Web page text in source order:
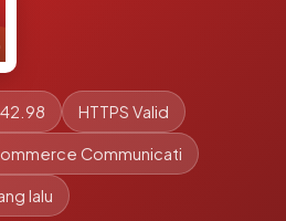
HTTPS Valid
Communicati
lalu